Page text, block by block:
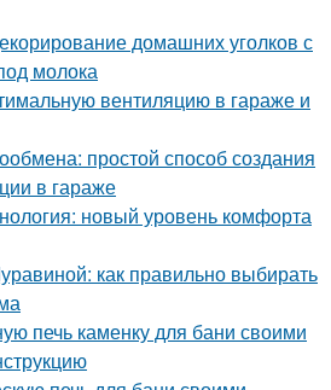
домашних уголков с
молока
вентиляцию в гараже и
простой способ создания
в гараже
новый уровень комфорта
как правильно выбирать
печь каменку для бани своими